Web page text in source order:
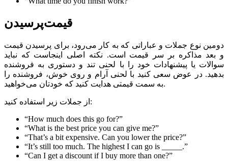
قیمت‌پرسیدن
دومین نوع جملات و عباراتی که به کار می‌رود، برای پرسیدن قیمت
و بعد مذاکره بر سر قیمت است. نکته اصلی اینجاست که نباید
سوالات یا پیشنهادات خود را با لحنی تند و دستوری به فروشنده
بدهید. در عوض سعی کنید با لحنی آرام و روی خوش، فروشنده را
به سمت قیمتی هدایت کنید که خودتان می‌خواهید.
از جملات زیر استفاده کنید:
“How much does this go for?”
“What is the best price you can give me?”
“That’s a bit expensive. Can you lower the price?”
“It’s still too much. The highest I can go is _____.”
“Can I get a discount if I buy more than one?”